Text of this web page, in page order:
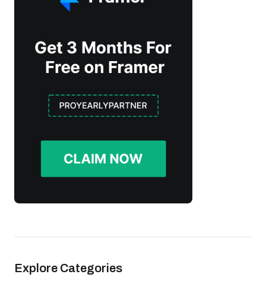
Explore Categories